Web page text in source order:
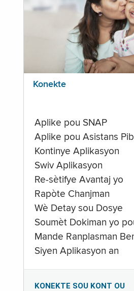
Konekte
Aplike pou SNAP
Aplike pou Asistans
Kontinye Aplikasyon
Swiv Aplikasyon
Re-sètifye Avantaj yo
Rapòte Chanjman
Wè Detay sou Dosye
Soumèt Dokiman yo
Mande Ranplasman
Siyen Aplikasyon an
KONEKTE SOU KONT OU